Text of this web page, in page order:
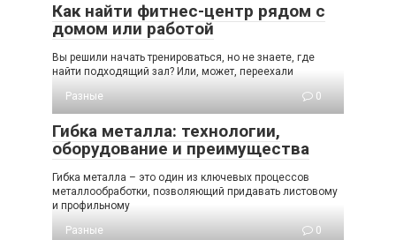
Как найти фитнес-центр рядом с
домом или работой
Вы решили начать тренироваться, но не знаете, где
найти подходящий зал? Или, может, переехали
Разные
0
Гибка металла: технологии,
оборудование и преимущества
Гибка металла – это один из ключевых процессов
металлообработки, позволяющий придавать листовому
и профильному
Разные
0